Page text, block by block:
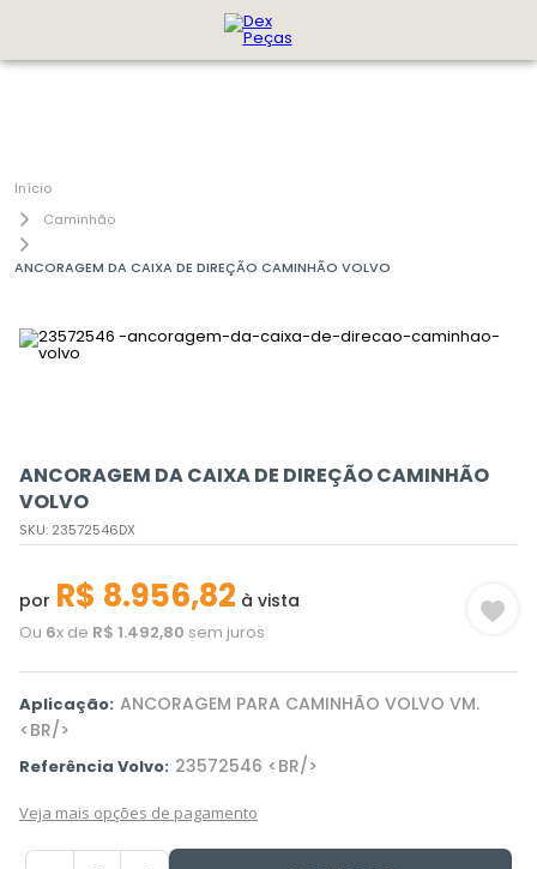
Caminhão
ANCORAGEM DA CAIXA DE DIREÇÃO CAMINHÃO VOLVO
ANCORAGEM DA CAIXA DE DIREÇÃO CAMINHÃO
VOLVO
SKU: 23572546DX
por R$ 8.956,82 à vista
Ou 6x de R$ 1.492,80 sem juros
Aplicação: ANCORAGEM PARA CAMINHÃO VOLVO VM.
<BR/>
Referência Volvo: 23572546 <BR/>
Veja mais opções de pagamento